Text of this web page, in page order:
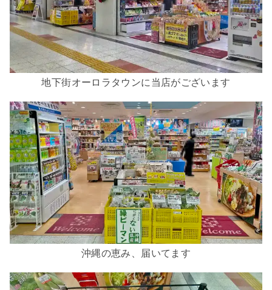
地下街オーロラタウンに当店がございます
沖縄の恵み、届いてます